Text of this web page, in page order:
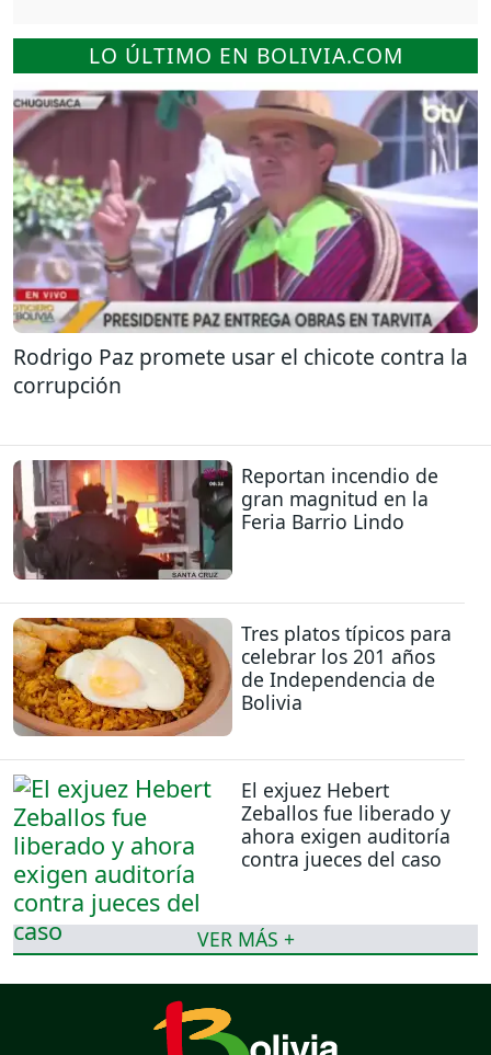
LO ÚLTIMO EN BOLIVIA.COM
Rodrigo Paz promete usar el chicote contra la
corrupción
Reportan incendio de
gran magnitud en la
Feria Barrio Lindo
Tres platos típicos para
celebrar los 201 años
de Independencia de
Bolivia
El exjuez Hebert
Zeballos fue liberado y
ahora exigen auditoría
contra jueces del caso
VER MÁS +